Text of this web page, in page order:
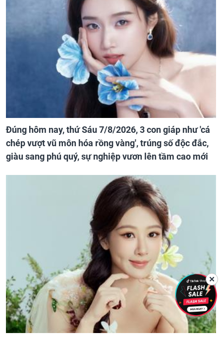
Đúng hôm nay, thứ Sáu 7/8/2026, 3 con giáp như 'cá
chép vượt vũ môn hóa rồng vàng', trúng số độc đắc,
giàu sang phú quý, sự nghiệp vươn lên tầm cao mới
✕